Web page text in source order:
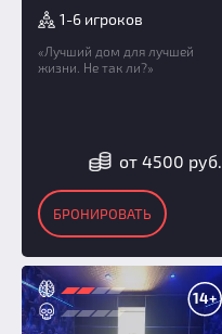
1-6 игроков
«Лучший дом для лучшей
жизни. Не так ли?»
от 4500 руб.
БРОНИРОВАТЬ
14+